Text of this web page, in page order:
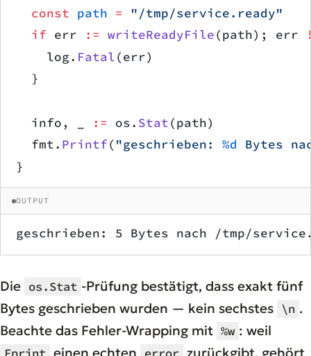
	const
path = "/tmp/service.ready"
	if
err := writeReadyFile(path); err
		log.
Fatal(err)
	}
	info, _
:= os. Stat(path)
	fmt.
Printf( "geschrieben: %d Bytes
}
OUTPUT
geschrieben: 5 Bytes nach /tmp/
Die os.Stat -Prüfung bestätigt, dass exakt fünf
Bytes geschrieben wurden — kein sechstes \n .
Beachte das Fehler-Wrapping mit %w : weil
einen echten
zurückgibt, gehört